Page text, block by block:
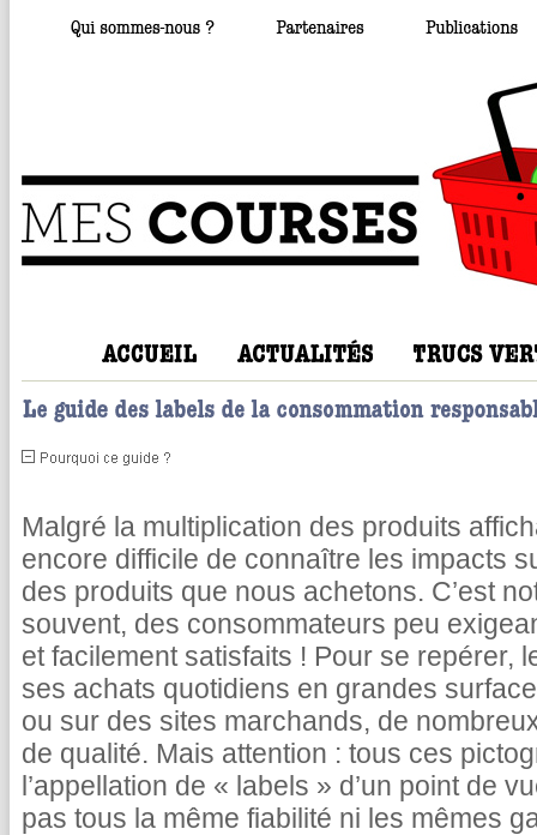
Malgré la multiplication des produits
encore difficile de connaître les impacts
des produits que nous achetons. C’est
souvent, des consommateurs peu
et facilement satisfaits ! Pour se repérer,
ses achats quotidiens en grandes
ou sur des sites marchands, de
de qualité. Mais attention : tous ces
l’appellation de « labels » d’un point de
pas tous la même fiabilité ni les mêmes